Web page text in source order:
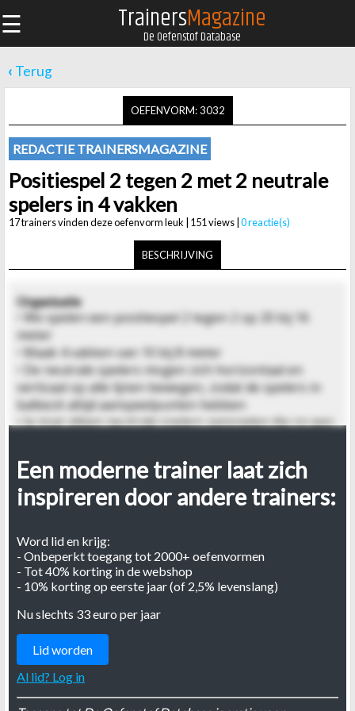
☰ TrainersMagazine
De Oefenstof Database
‹ Terug
OEFENVORM: 3032
REDACTIE TRAINERSMAGAZINE
Positiespel 2 tegen 2 met 2 neutrale
spelers in 4 vakken
17 trainers vinden deze oefenvorm leuk | 151 views | 0 reactie(s)
BESCHRIJVING
Organisatie
• We spelen een positiespel 2 tegen 2 op 20 bij 16
meter
• Maak 4 vakken van 10 bij 8 meter
• De neutrale spelers mogen zich horizontaal en
verticaal op alle lijnen bewegen, zodat de spelers in
balbezit altijd aanspeelpunten hebben
• Je mag alleen neutrale spelers aanspelen die op een
dwing je neutrale spelers altijd met de bal mee te
bewegen
Coaching
krijgt dan wel een heel ander positiespel
• Maak de keus of neutrale spelers al dan niet naar
elkaar mogen spelen
Een moderne trainer laat zich
inspireren door andere trainers:
Word lid en krijg:
- Onbeperkt toegang tot 2000+ oefenvormen
- Tot 40% korting in de webshop
- 10% korting op eerste jaar (of 2,5% levenslang)
Nu slechts 33 euro per jaar
Lid worden
Al lid? Log in